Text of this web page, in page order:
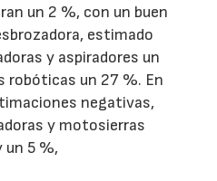
un 2 %, con un buen
estimado
y aspiradores un
robóticas un 27 %. En
negativas,
y motosierras
un 5 %,